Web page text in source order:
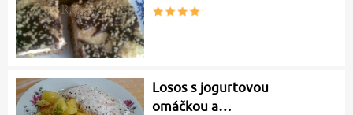
Losos s jogurtovou
omáčkou a…